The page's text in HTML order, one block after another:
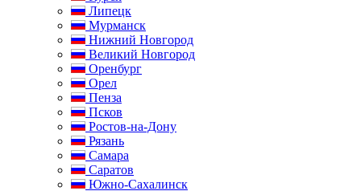
Липецк
Мурманск
Нижний Новгород
Великий Новгород
Оренбург
Орел
Пенза
Псков
Ростов-на-Дону
Рязань
Самара
Саратов
Южно-Сахалинск